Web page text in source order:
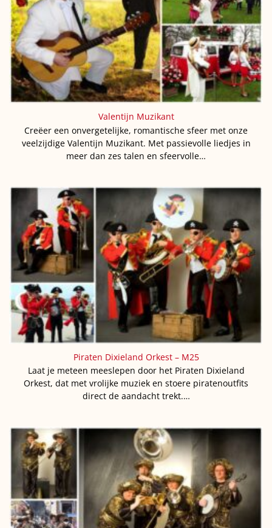
Valentijn Muzikant
Creëer een onvergetelijke, romantische sfeer met onze
veelzijdige Valentijn Muzikant. Met passievolle liedjes in
meer dan zes talen en sfeervolle…
Piraten Dixieland Orkest – M25
Laat je meteen meeslepen door het Piraten Dixieland
Orkest, dat met vrolijke muziek en stoere piratenoutfits
direct de aandacht trekt.…